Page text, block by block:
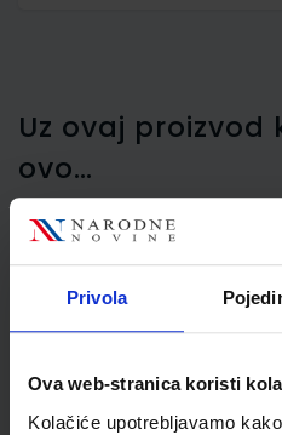
Privola
Ova web-stranica koristi
Kolačiće upotrebljavamo
Uz ovaj proizvod
ovo…
Uložak za
olovku